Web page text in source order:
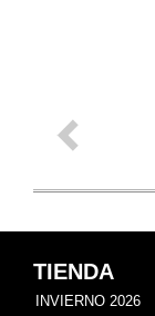
TIENDA
INVIERNO 2026